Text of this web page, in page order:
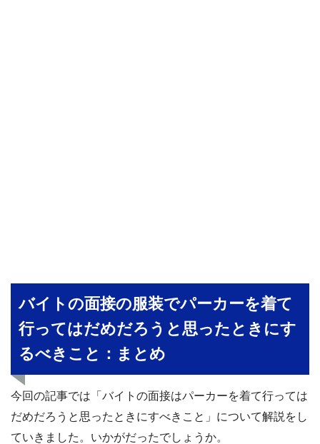
バイトの面接の服装でパーカーを着て
行ってはだめだろうと思ったときにす
るべきこと：まとめ
今回の記事では「バイトの面接はパーカーを着て行っては
だめだろうと思ったときにすべきこと」について解説をし
ていきました。いかがだったでしょうか。